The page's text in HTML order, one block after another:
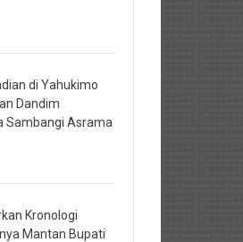
di Yahukimo
Dandim
Sambangi Asrama
Kronologi
Mantan Bupati